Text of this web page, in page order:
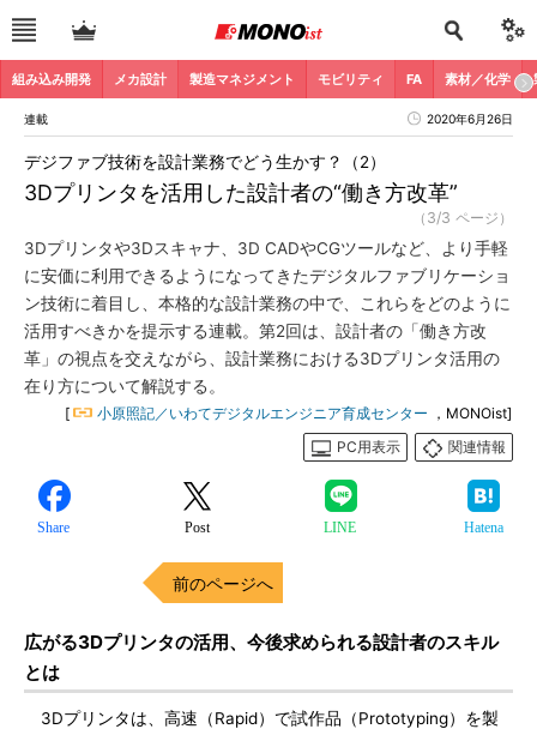
組み込み開発 メカ設計 製造マネジメント モビリティ FA 素材／化学
連載 2020年6月26日
3Dプリンタを活用した設計者の“働き方改革”
デジファブ技術を設計業務でどう生かす？（2）
（3/3 ページ）
3Dプリンタや3Dスキャナ、3D CADやCGツールなど、より手軽
に安価に利用できるようになってきたデジタルファブリケーショ
ン技術に着目し、本格的な設計業務の中で、これらをどのように
活用すべきかを提示する連載。第2回は、設計者の「働き方改
革」の視点を交えながら、設計業務における3Dプリンタ活用の
在り方について解説する。
[ 小原照記／いわてデジタルエンジニア育成センター ，MONOist]
PC用表示
関連情報
Share Post LINE Hatena
前のページへ
広がる3Dプリンタの活用、今後求められる設計者のスキル
とは
3Dプリンタは、高速（Rapid）で試作品（Prototyping）を製